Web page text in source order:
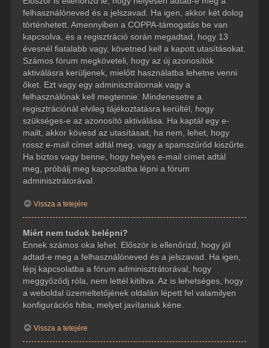
felhasználóneved és a jelszavad. Ha igen, akkor két dolog
történhetett. Amennyiben a COPPA-támogatás be van
kapcsolva, és a regisztráció során megadtad, hogy 13
évesnél fiatalabb vagy, követned kell a kapott utasításokat.
Számos fórum megköveteli, hogy az új azonosítók
aktiválásra kerüljenek, mielőtt használatba lehetne venni
őket. Ezt vagy egy adminisztrátornak vagy a
felhasználónak kell megtennie. Mindenesetre a
regisztrációnál elvileg tájékoztatásra kerültél, hogy
szükséges-e az azonosító aktiválása. Ha kaptál egy e-
mailt, akkor kövesd az utasításait, ha nem, lehet, hogy
rossz e-mail címet adtál meg, vagy a spamszűrőd kiszűrte.
Ha biztos vagy benne, hogy helyes e-mail címet adtál
meg, próbálj meg kapcsolatba lépni a fórum
adminisztrátorával.
Vissza a tetejére
Miért nem tudok belépni?
Ennek számos oka lehet. Először is ellenőrizd, hogy jól
adtad-e meg a felhasználóneved és a jelszavad. Ha igen,
lépj kapcsolatba a fórum adminisztrátorával, hogy
meggyőződj róla, nem lettél kitiltva. Az is lehetséges, hogy
a weboldal üzemeltetőjének oldalán lépett fel valamilyen
konfigurációs hiba, melyet javítaniuk kéne.
Vissza a tetejére